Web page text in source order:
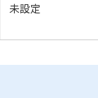
未設定